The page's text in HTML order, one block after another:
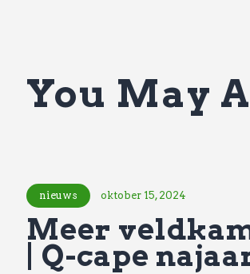
You May
nieuws oktober 15, 2024
Meer
| Q-cape